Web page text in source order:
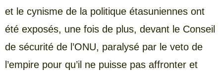
et le cynisme de la politique étasuniennes ont
été exposés, une fois de plus, devant le Conseil
de sécurité de l’ONU, paralysé par le veto de
l’empire pour qu’il ne puisse pas affronter et